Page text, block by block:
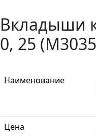
Вкладыши
0, 25
Наименование
Цена